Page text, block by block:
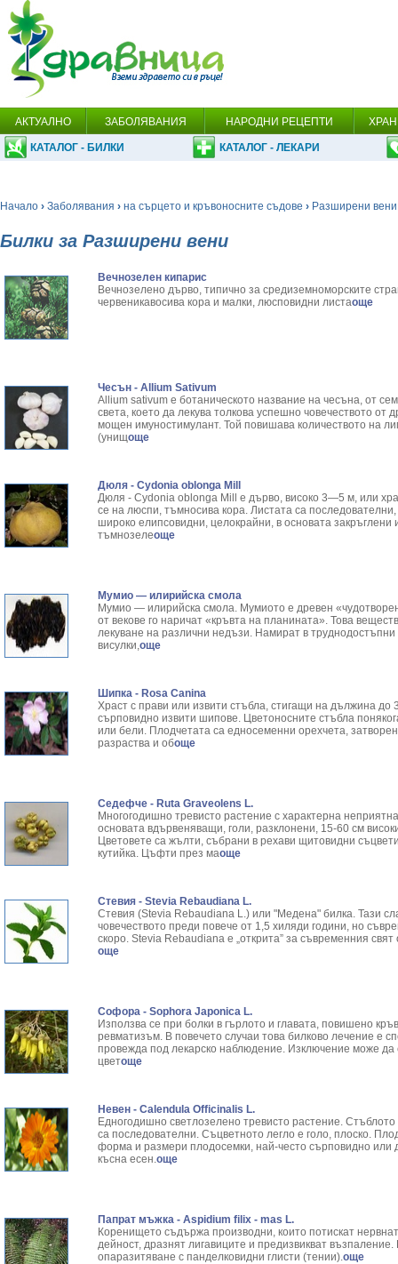
АКТУАЛНО ЗАБОЛЯВАНИЯ НАРОДНИ РЕЦЕПТИ
КАТАЛОГ - БИЛКИ КАТАЛОГ - ЛЕКАРИ
Начало › Заболявания › на сърцето и кръвоносните съдове › Разширени вени
Билки за Разширени вени
Вечнозелен кипарис
Вечнозелено дърво, типично за средиземноморските
червеникавосива кора и малки, люсповидни листаоще
Чесън - Allium Sativum
Allium sativum е ботаническото название на чесъна, от
света, което да лекува толкова успешно човечеството
мощен имуностимулант. Той повишава количеството на
(унищоще
Дюля - Cydonia oblonga Mill
Дюля - Cydonia oblonga Mill е дърво, високо 3—5 м, или
се на люспи, тъмносива кора. Листата са
широко елипсо­видни, целокрайни, в основата закръглени
тъмнозелеоще
Мумио — илирийска смола
Мумио — илирийска смола. Мумиото е древен
от векове го наричат «кръвта на планината». Това
лекуване на различни недъзи. Намират в
висулки,още
Шипка - Rosa Canina
Храст с прави или извити стъбла, стигащи на дължина до
сърповидно извити шипове. Цветоносните стъбла
или бели. Плодчетата са едносеменни орехчета,
разраства и обоще
Седефче - Ruta Graveolens L.
Многогодишно тревисто растение с характерна
основата вдървеняващи, голи, разклонени, 15-60 см
Цветовете са жълти, събрани в рехави щитовидни
кутийка. Цъфти през маоще
Стевия - Stevia Rebaudiana L.
Стевия (Stevia Rebaudiana L.) или "Медена" билка. Тази
човечеството преди повече от 1,5 хиляди години, но
скоро. Stevia Rebaudiana е „открита” за съвременния
още
Софора - Sophora Japonica L.
Използва се при болки в гърлото и главата, повишено
ревматизъм. В повечето случаи това билково лечение е
провежда под лекарско наблюдение. Изключение може
цветоще
Невен - Calendula Officinalis L.
Едногодишно светлозелено тревисто растение.
са последователни. Съцветното легло е голо, плоско.
форма и размери плодосемки, най-често сърповидно
късна есен.още
Папрат мъжка - Aspidium filix - mas L.
Коренището съдържа производни, които потискат
дейност, дразнят лигавиците и предизвикват
опаразитяване с панделковидни глисти (тении).още